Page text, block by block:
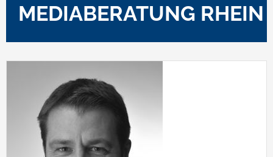
MEDIABERATUNG RHEIN